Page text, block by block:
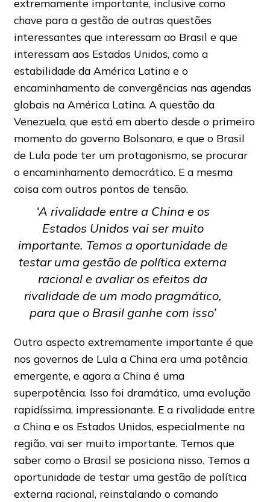
extremamente importante, inclusive como
chave para a gestão de outras questões
interessantes que interessam ao Brasil e que
interessam aos Estados Unidos, como a
estabilidade da América Latina e o
encaminhamento de convergências nas agendas
globais na América Latina. A questão da
Venezuela, que está em aberto desde o primeiro
momento do governo Bolsonaro, e que o Brasil
de Lula pode ter um protagonismo, se procurar
o encaminhamento democrático. E a mesma
coisa com outros pontos de tensão.
‘A rivalidade entre a China e os
Estados Unidos vai ser muito
importante. Temos a oportunidade de
testar uma gestão de política externa
racional e avaliar os efeitos da
rivalidade de um modo pragmático,
para que o Brasil ganhe com isso’
Outro aspecto extremamente importante é que
nos governos de Lula a China era uma potência
emergente, e agora a China é uma
superpotência. Isso foi dramático, uma evolução
rapidíssima, impressionante. E a rivalidade entre
a China e os Estados Unidos, especialmente na
região, vai ser muito importante. Temos que
saber como o Brasil se posiciona nisso. Temos a
oportunidade de testar uma gestão de política
externa racional, reinstalando o comando